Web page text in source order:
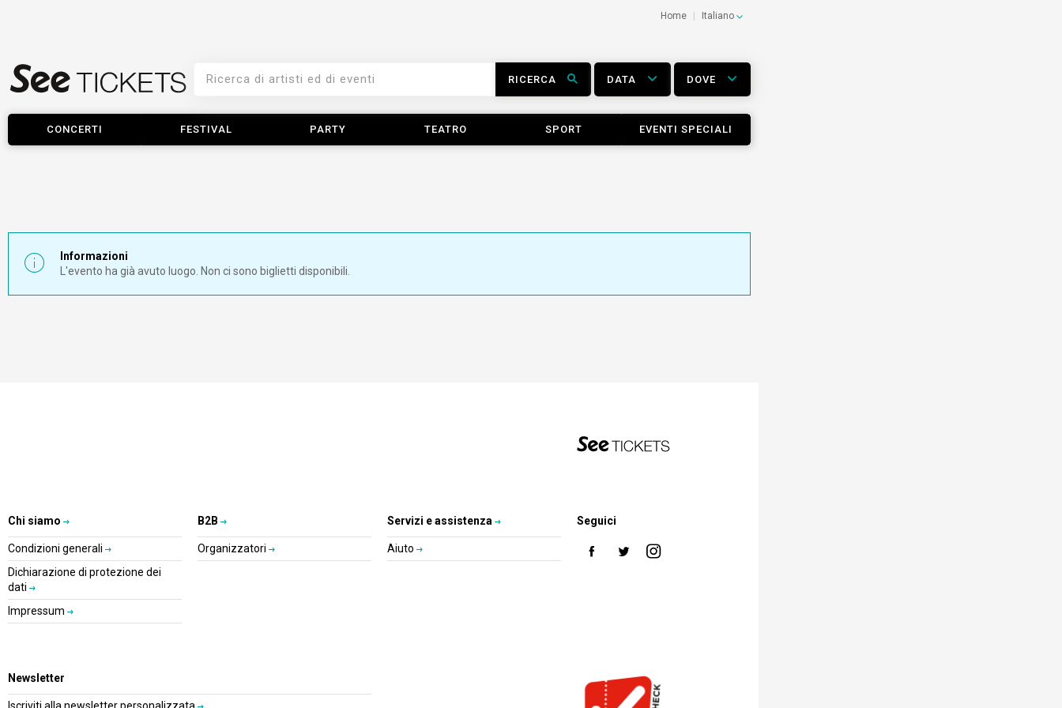
Home Italiano
RICERCA DATA DOVE
CONCERTI FESTIVAL PARTY TEATRO SPORT EVENTI SPECIALI
Informazioni
L'evento ha già avuto luogo. Non ci sono biglietti disponibili.
Chi siamo
Condizioni generali
Dichiarazione di protezione dei
dati
Impressum
B2B
Organizzatori
Servizi e assistenza
Aiuto
Seguici
Newsletter